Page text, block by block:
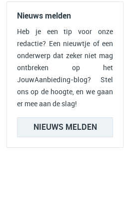
Nieuws melden
Heb je een tip voor onze
redactie? Een nieuwtje of een
onderwerp dat zeker niet mag
ontbreken op het
JouwAanbieding-blog? Stel
ons op de hoogte, en we gaan
er mee aan de slag!
NIEUWS MELDEN